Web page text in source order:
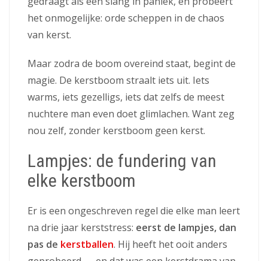
het onmogelijke: orde scheppen in de chaos
van kerst.
Maar zodra de boom overeind staat, begint de
magie. De kerstboom straalt iets uit. Iets
warms, iets gezelligs, iets dat zelfs de meest
nuchtere man even doet glimlachen. Want zeg
nou zelf, zonder kerstboom geen kerst.
Lampjes: de fundering van
elke kerstboom
Er is een ongeschreven regel die elke man leert
na drie jaar kerststress: eerst de lampjes, dan
pas de kerstballen. Hij heeft het ooit anders